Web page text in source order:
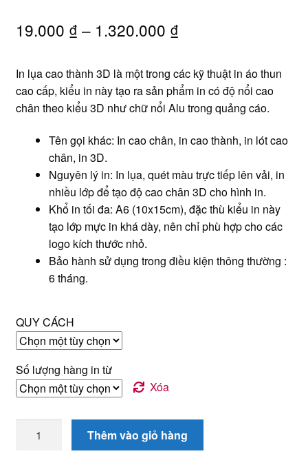
19.000 ₫ – 1.320.000 ₫Khoảng
từ
19.000 ₫
1.320.000 ₫
In lụa cao thành 3D là một trong các kỹ thuật in áo thun
cao cấp, kiểu in này tạo ra sản phẩm in có độ nổi cao
chân theo kiểu 3D như chữ nổi Alu trong quảng cáo.
Tên gọi khác: In cao chân, in cao thành, in lót cao
chân, in 3D.
Nguyên lý in: In lụa, quét màu trực tiếp lên vải, in
nhiều lớp để tạo độ cao chân 3D cho hình in.
Khổ in tối đa: A6 (10x15cm), đặc thù kiểu in này
tạo lớp mực in khá dày, nên chỉ phù hợp cho các
logo kích thước nhỏ.
Bảo hành sử dụng trong điều kiện thông thường :
6 tháng.
QUY CÁCH
Số lượng hàng in từ
Xóa
Thêm vào giỏ hàng